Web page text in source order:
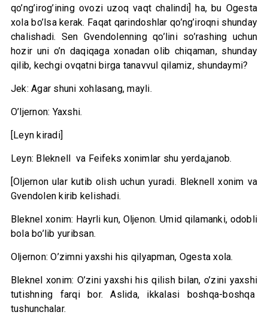
qo’ng’irog’ining ovozi uzoq vaqt chalindi] ha, bu Ogesta
xola bo’lsa kerak. Faqat qarindoshlar qo’ng’iroqni shunday
chalishadi. Sen Gvendolenning qo’lini so’rashing uchun
hozir uni o’n daqiqaga xonadan olib chiqaman, shunday
qilib, kechgi ovqatni birga tanavvul qilamiz, shundaymi?
Jek: Agar shuni xohlasang, mayli.
O’ljernon: Yaxshi.
[Leyn kiradi]
Leyn: Bleknell va Feifeks xonimlar shu yerda,janob.
[Oljernon ular kutib olish uchun yuradi. Bleknell xonim va
Gvendolen kirib kelishadi.
Bleknel xonim: Hayrli kun, Oljenon. Umid qilamanki, odobli
bola bo’lib yuribsan.
Oljernon: O’zimni yaxshi his qilyapman, Ogesta xola.
Bleknel xonim: O’zini yaxshi his qilish bilan, o’zini yaxshi
tutishning farqi bor. Aslida, ikkalasi boshqa-boshqa
tushunchalar.